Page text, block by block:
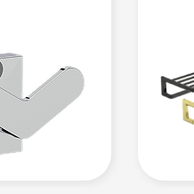
DE
ȘI SCURGERI
PENTRU
ȘI BIDEU